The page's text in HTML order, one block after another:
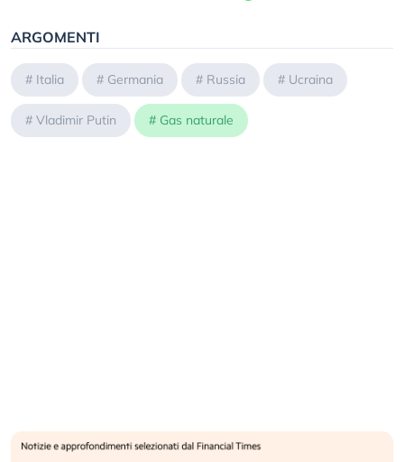
ARGOMENTI
# Italia # Germania # Russia # Ucraina
# Vladimir Putin # Gas naturale